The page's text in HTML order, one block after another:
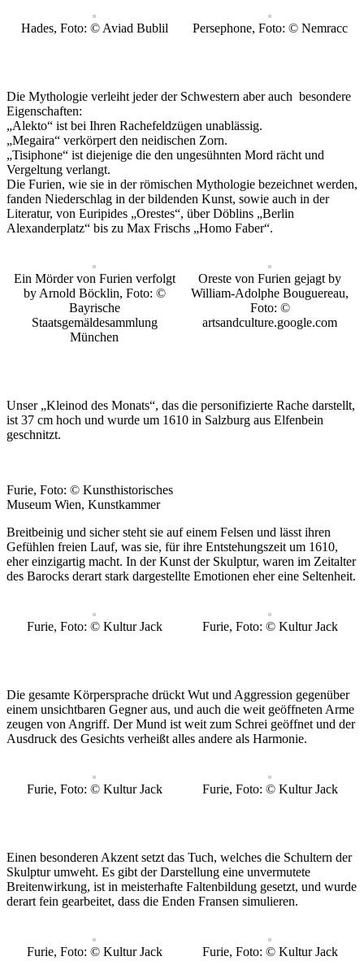
Hades, Foto: © Aviad Bublil Persephone, Foto: © Nemracc
Die Mythologie verleiht jeder der Schwestern aber auch besondere
Eigenschaften:
„Alekto“ ist bei Ihren Rachefeldzügen unablässig.
„Megaira“ verkörpert den neidischen Zorn.
„Tisiphone“ ist diejenige die den ungesühnten Mord rächt und
Vergeltung verlangt.
Die Furien, wie sie in der römischen Mythologie bezeichnet werden,
fanden Niederschlag in der bildenden Kunst, sowie auch in der
Literatur, von Euripides „Orestes“, über Döblins „Berlin
Alexanderplatz“ bis zu Max Frischs „Homo Faber“.
Ein Mörder von Furien verfolgt
by Arnold Böcklin, Foto: ©
Bayrische
Staatsgemäldesammlung
München
Oreste von Furien gejagt by
William-Adolphe Bouguereau,
Foto: ©
artsandculture.google.com
Unser „Kleinod des Monats“, das die personifizierte Rache darstellt,
ist 37 cm hoch und wurde um 1610 in Salzburg aus Elfenbein
geschnitzt.
Furie, Foto: © Kunsthistorisches
Museum Wien, Kunstkammer
Breitbeinig und sicher steht sie auf einem Felsen und lässt ihren
Gefühlen freien Lauf, was sie, für ihre Entstehungszeit um 1610,
eher einzigartig macht. In der Kunst der Skulptur, waren im Zeitalter
des Barocks derart stark dargestellte Emotionen eher eine Seltenheit.
Furie, Foto: © Kultur Jack Furie, Foto: © Kultur Jack
Die gesamte Körpersprache drückt Wut und Aggression gegenüber
einem unsichtbaren Gegner aus, und auch die weit geöffneten Arme
zeugen von Angriff. Der Mund ist weit zum Schrei geöffnet und der
Ausdruck des Gesichts verheißt alles andere als Harmonie.
Furie, Foto: © Kultur Jack Furie, Foto: © Kultur Jack
Einen besonderen Akzent setzt das Tuch, welches die Schultern der
Skulptur umweht. Es gibt der Darstellung eine unvermutete
Breitenwirkung, ist in meisterhafte Faltenbildung gesetzt, und wurde
derart fein gearbeitet, dass die Enden Fransen simulieren.
Furie, Foto: © Kultur Jack Furie, Foto: © Kultur Jack